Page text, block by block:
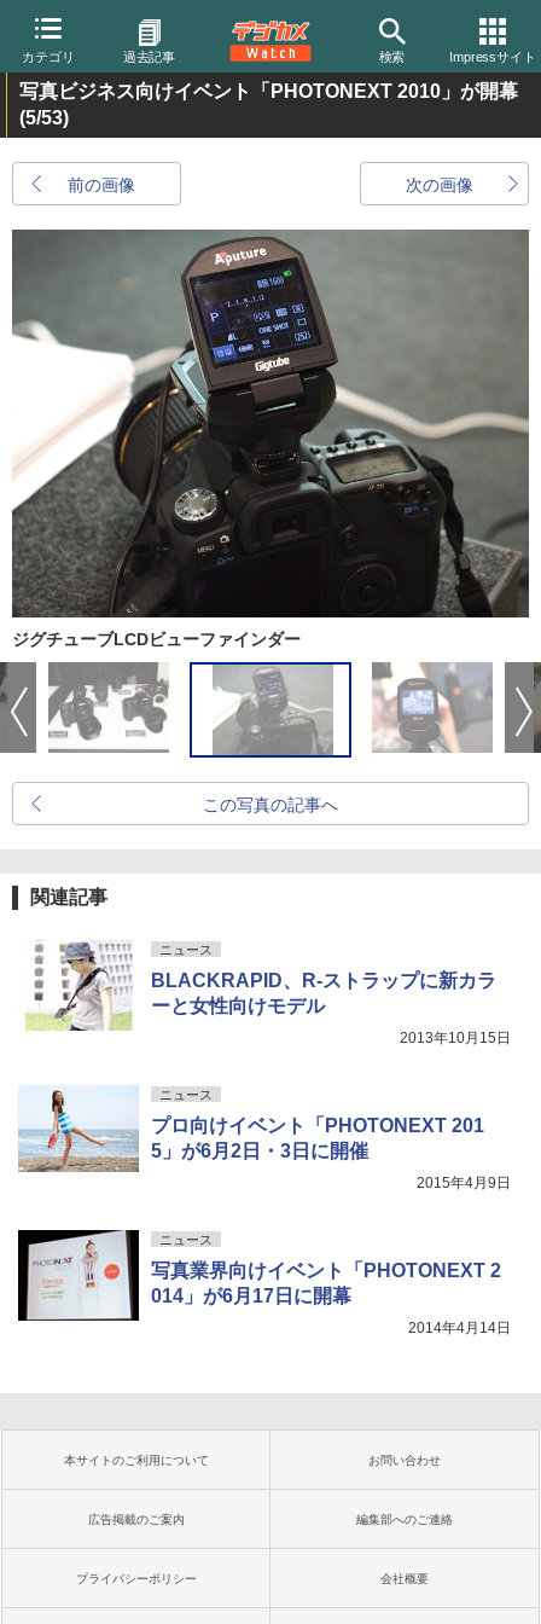
カテゴリ 過去記事 検索 Impressサイト
写真ビジネス向けイベント「PHOTONEXT 2010」が開幕
(5/53)
前の画像 次の画像
ジグチューブLCDビューファインダー
この写真の記事へ
関連記事
ニュース
BLACKRAPID、R-ストラップに新カラ
ーと女性向けモデル
2013年10月15日
ニュース
プロ向けイベント「PHOTONEXT 201
5」が6月2日・3日に開催
2015年4月9日
ニュース
写真業界向けイベント「PHOTONEXT 2
014」が6月17日に開幕
2014年4月14日
本サイトのご利用について お問い合わせ
広告掲載のご案内 編集部へのご連絡
プライバシーポリシー 会社概要